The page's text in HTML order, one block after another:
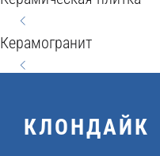
A
2
5
x
6
E
3
0
x
Керамогранит
L
L
A
2
O
N
Y
0
N
T
КЛОНДАЙК